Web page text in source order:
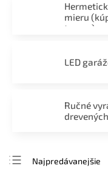
mieru
terasa)
LED
Ručné
Najpredávanejšie